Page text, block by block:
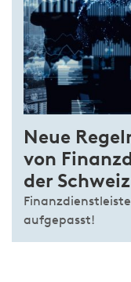
Neue
von
der Schweiz
aufgepasst!